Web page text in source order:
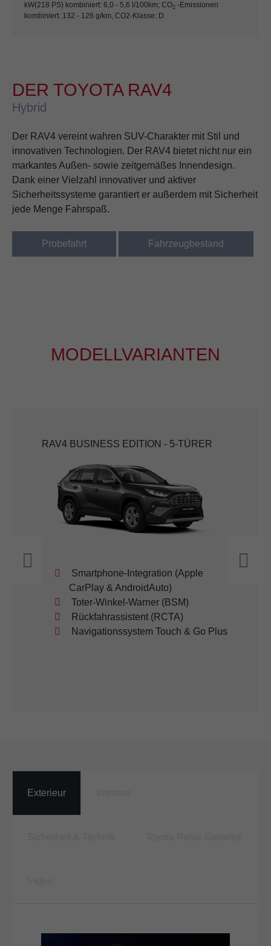
kW(218 PS) kombiniert: 6,0 - 5,6 l/100km; CO2 -Emissionen
kombiniert: 132 - 126 g/km, CO2-Klasse: D.
DER TOYOTA RAV4
Hybrid
Der RAV4 vereint wahren SUV-Charakter mit Stil und
innovativen Technologien. Der RAV4 bietet nicht nur ein
markantes Außen- sowie zeitgemäßes Innendesign.
Dank einer Vielzahl innovativer und aktiver
Sicherheitssysteme garantiert er außerdem mit Sicherheit
jede Menge Fahrspaß.
Probefahrt Fahrzeugbestand
MODELLVARIANTEN
RAV4 BUSINESS EDITION - 5-TÜRER
Smartphone-Integration (Apple
CarPlay & AndroidAuto)
Toter-Winkel-Warner (BSM)
Rückfahrassistent (RCTA)
Navigationssystem Touch & Go Plus
Exterieur